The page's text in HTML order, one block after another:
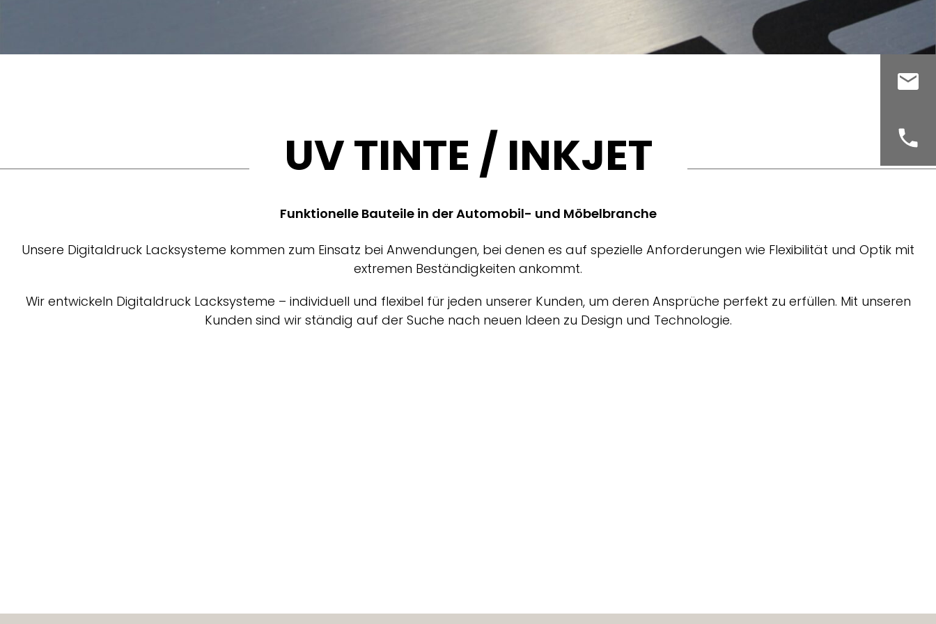
UV TINTE / INKJET
Funktionelle Bauteile in der Automobil- und Möbelbranche
Unsere Digitaldruck Lacksysteme kommen zum Einsatz bei Anwendungen, bei denen es auf spezielle Anforderungen wie Flexibilität und Optik mit
extremen Beständigkeiten ankommt.
Wir entwickeln Digitaldruck Lacksysteme – individuell und flexibel für jeden unserer Kunden, um deren Ansprüche perfekt zu erfüllen. Mit unseren
Kunden sind wir ständig auf der Suche nach neuen Ideen zu Design und Technologie.